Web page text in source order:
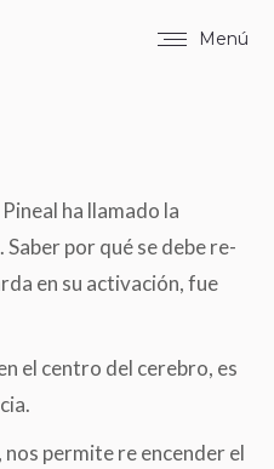
Menú
ha llamado la
por qué se debe re-
en su activación, fue
el centro del cerebro, es
permite re encender el